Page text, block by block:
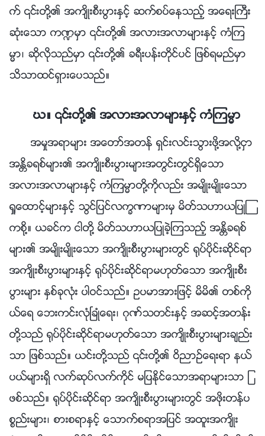
က္ ၎တို႔၏ အက်ိဳးစီးပြားႏွင့္ ဆက္စပ္ေနသည့္ အေရးႀကီး
ဆုံးေသာ က႑မွာ ၎တို႔၏ အလားအလာမ်ားႏွင့္ ကံၾက
မၼာ၊ ဆိုလိုသည္မွာ ၎တို႔၏ ခရီးပန္းတိုင္ပင္ ျဖစ္ရမည္မွာ
သိသာထင္ရွားေပသည္။
ဃ။ ၎တို႔၏ အလားအလာမ်ားႏွင့္ ကံၾကမၼာ
အမႈအရာမ်ား အေတာ္အတန္ ရွင္းလင္းသြားဖို႔အလို႔ငွာ
အႏၲိခရစ္မ်ား၏ အက်ိဳးစီးပြားမ်ားအတြင္းတြင္ရွိေသာ
အလားအလာမ်ားႏွင့္ ကံၾကမၼာတို႔ကိုလည္း အမ်ိဳးမ်ိဳးေသာ
ရႈေထာင့္မ်ားႏွင့္ သြင္ျပင္လကၡဏာမ်ားမွ မိတ္သဟာယျပဳၾ
ကစို႔။ ယခင္က ငါတို႔ မိတ္သဟာယျပဳခဲ့ၾကသည့္ အႏၲိခရစ္
မ်ား၏ အမ်ိဳးမ်ိဳးေသာ အက်ိဳးစီးပြားမ်ားတြင္ ႐ုပ္ပိုင္းဆိုင္ရာ
အက်ိဳးစီးပြားမ်ားႏွင့္ ႐ုပ္ပိုင္းဆိုင္ရာမဟုတ္ေသာ အက်ိဳးစီး
ပြားမ်ား ႏွစ္ခုလုံး ပါဝင္သည္။ ဥပမာအားျဖင့္ မိမိ၏ တစ္ကို
ယ္ေရ ေဘးကင္းလုံၿခဳံေရး၊ ဂုဏ္သတင္းႏွင့္ အဆင့္အတန္း
တို႔သည္ ႐ုပ္ပိုင္းဆိုင္ရာမဟုတ္ေသာ အက်ိဳးစီးပြားမ်ားခ်ည္း
သာ ျဖစ္သည္။ ယင္းတို႔သည္ ၎တို႔၏ ဝိညာဥ္ေရးရာ နယ္
ပယ္မ်ားရွိ လက္ဆုပ္လက္ကိုင္ မျပႏိုင္ေသာအရာမ်ားသာ ျ
ဖစ္သည္။ ႐ုပ္ပိုင္းဆိုင္ရာ အက်ိဳးစီးပြားမ်ားတြင္ အဖိုးတန္ပ
စၥည္းမ်ား၊ စားစရာႏွင့္ ေသာက္စရာအျပင္ အထူးအက်ိဳး